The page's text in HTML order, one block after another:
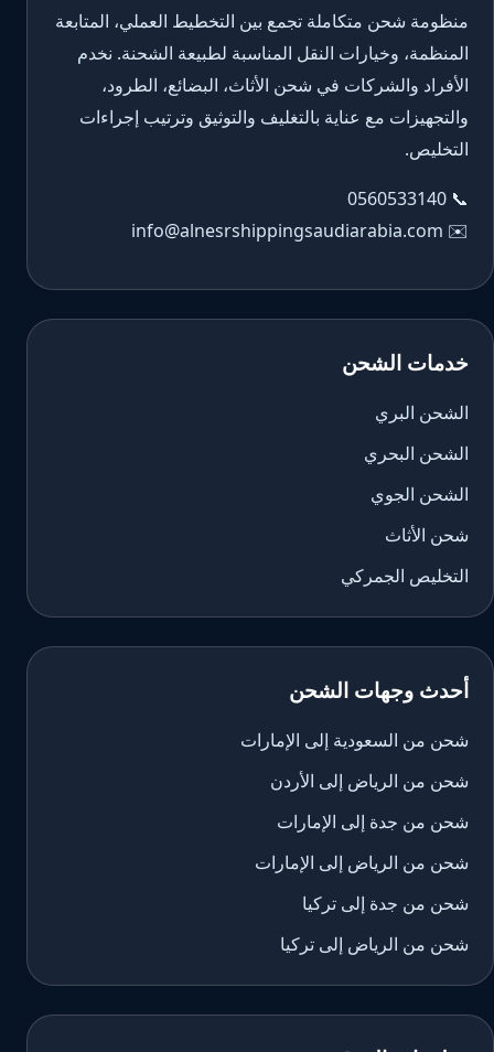
منظومة شحن متكاملة تجمع بين التخطيط العملي، المتابعة
المنظمة، وخيارات النقل المناسبة لطبيعة الشحنة. نخدم
الأفراد والشركات في شحن الأثاث، البضائع، الطرود،
والتجهيزات مع عناية بالتغليف والتوثيق وترتيب إجراءات
التخليص.
📞
0560533140
✉️
info@alnesrshippingsaudiarabia.com
خدمات الشحن
الشحن البري
الشحن البحري
الشحن الجوي
شحن الأثاث
التخليص الجمركي
أحدث وجهات الشحن
شحن من السعودية إلى الإمارات
شحن من الرياض إلى الأردن
شحن من جدة إلى الإمارات
شحن من الرياض إلى الإمارات
شحن من جدة إلى تركيا
شحن من الرياض إلى تركيا